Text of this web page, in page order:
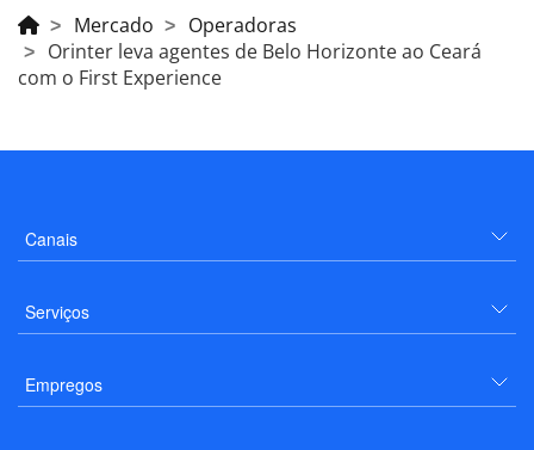
Mercado
Operadoras
Orinter leva agentes de Belo Horizonte ao Ceará
com o First Experience
Canais
Serviços
Empregos